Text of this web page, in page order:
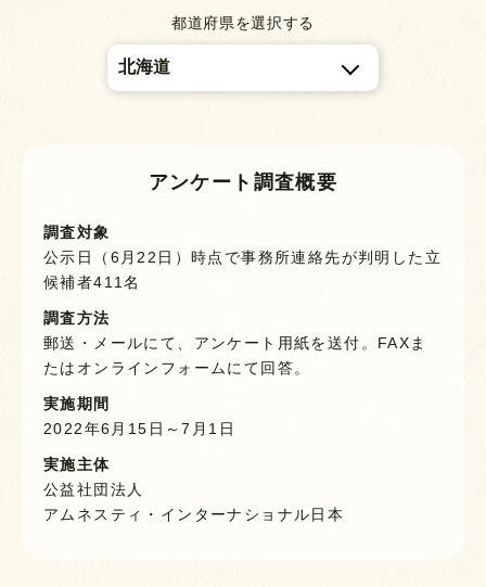
都道府県を選択する
アンケート調査概要
調査対象
公示日（6月22日）時点で事務所連絡先が判明した立
候補者411名
調査方法
郵送・メールにて、アンケート用紙を送付。FAXま
たはオンラインフォームにて回答。
実施期間
2022年6月15日～7月1日
実施主体
公益社団法人
アムネスティ・インターナショナル日本